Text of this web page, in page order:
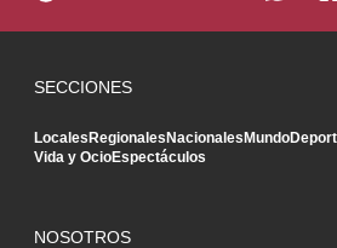
SECCIONES
LocalesRegionalesNacionalesMundo
Vida y OcioEspectáculos
NOSOTROS